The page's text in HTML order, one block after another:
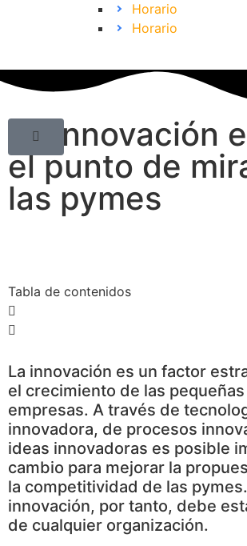
Horario
Horario
La innovación
el punto de
las pymes
Tabla de contenidos
La innovación es un factor
el crecimiento de las
empresas. A través de
innovadora, de procesos
ideas innovadoras es posible
cambio para mejorar la
la competitividad de las
innovación, por tanto, debe
de cualquier organización.